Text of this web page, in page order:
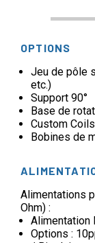
OPTIONS
Jeu de pôle
etc.)
Support 90°
Base de
Custom
Bobines de
Alimentations
Ohm) :
Alimentation
Options :